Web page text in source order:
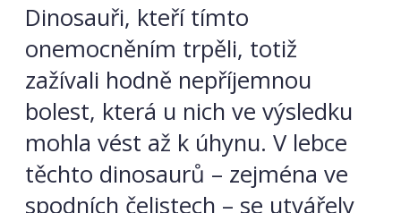
Dinosauři, kteří tímto
onemocněním trpěli, totiž
zažívali hodně nepříjemnou
bolest, která u nich ve výsledku
mohla vést až k úhynu. V lebce
těchto dinosaurů – zejména ve
spodních čelistech – se utvářely